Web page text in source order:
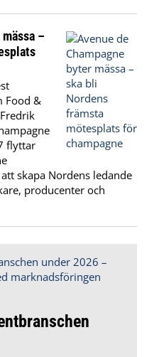
–
Food &
flyttar
skapa Nordens ledande
producenter och